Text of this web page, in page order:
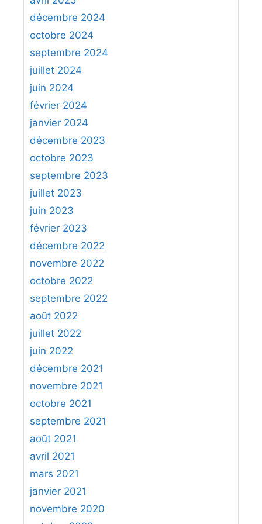
e
d
é
a
c
e
m
n
t
e
s
è
c
s
x
e
n
:
décembre 2024
octobre 2024
septembre 2024
juillet 2024
juin 2024
février 2024
janvier 2024
décembre 2023
octobre 2023
septembre 2023
juillet 2023
juin 2023
février 2023
décembre 2022
novembre 2022
octobre 2022
septembre 2022
août 2022
juillet 2022
juin 2022
décembre 2021
novembre 2021
octobre 2021
septembre 2021
août 2021
avril 2021
mars 2021
janvier 2021
novembre 2020